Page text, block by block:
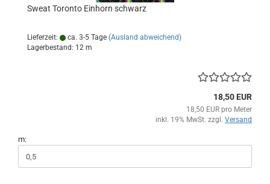
Sweat Toronto Einhorn schwarz
Lieferzeit: ca. 3-5 Tage (Ausland abweichend)
Lagerbestand: 12 m
18,50 EUR
18,50 EUR pro Meter
inkl. 19% MwSt. zzgl. Versand
m: